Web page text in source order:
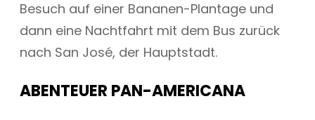
Besuch auf einer Bananen-Plantage und
dann eine Nachtfahrt mit dem Bus zurück
nach San José, der Hauptstadt.
ABENTEUER PAN-AMERICANA